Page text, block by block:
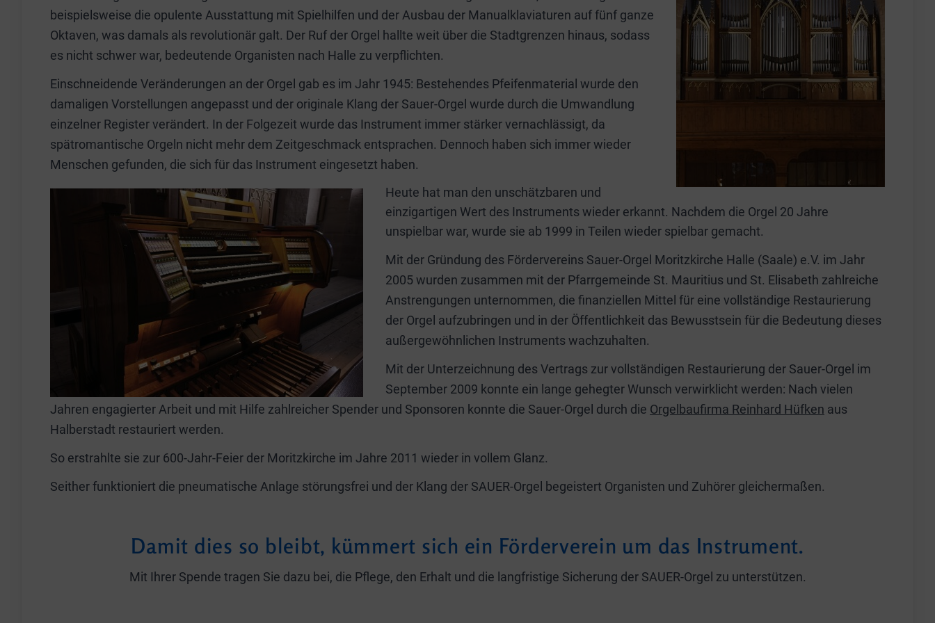
beispielsweise die opulente Ausstattung mit Spielhilfen und der Ausbau der Manualklaviaturen auf fünf ganze
Oktaven, was damals als revolutionär galt. Der Ruf der Orgel hallte weit über die Stadtgrenzen hinaus, sodass
es nicht schwer war, bedeutende Organisten nach Halle zu verpflichten.
Einschneidende Veränderungen an der Orgel gab es im Jahr 1945: Bestehendes Pfeifenmaterial wurde den
damaligen Vorstellungen angepasst und der originale Klang der Sauer-Orgel wurde durch die Umwandlung
einzelner Register verändert. In der Folgezeit wurde das Instrument immer stärker vernachlässigt, da
spätromantische Orgeln nicht mehr dem Zeitgeschmack entsprachen. Dennoch haben sich immer wieder
Menschen gefunden, die sich für das Instrument eingesetzt haben.
Heute hat man den unschätzbaren und
einzigartigen Wert des Instruments wieder erkannt. Nachdem die Orgel 20 Jahre
unspielbar war, wurde sie ab 1999 in Teilen wieder spielbar gemacht.
Mit der Gründung des Fördervereins Sauer-Orgel Moritzkirche Halle (Saale) e.V. im Jahr
2005 wurden zusammen mit der Pfarrgemeinde St. Mauritius und St. Elisabeth zahlreiche
Anstrengungen unternommen, die finanziellen Mittel für eine vollständige Restaurierung
der Orgel aufzubringen und in der Öffentlichkeit das Bewusstsein für die Bedeutung dieses
außergewöhnlichen Instruments wachzuhalten.
Mit der Unterzeichnung des Vertrags zur vollständigen Restaurierung der Sauer-Orgel im
September 2009 konnte ein lange gehegter Wunsch verwirklicht werden: Nach vielen
Jahren engagierter Arbeit und mit Hilfe zahlreicher Spender und Sponsoren konnte die Sauer-Orgel durch die Orgelbaufirma Reinhard Hüfken aus
Halberstadt restauriert werden.
So erstrahlte sie zur 600-Jahr-Feier der Moritzkirche im Jahre 2011 wieder in vollem Glanz.
Seither funktioniert die pneumatische Anlage störungsfrei und der Klang der SAUER-Orgel begeistert Organisten und Zuhörer gleichermaßen.
Damit dies so bleibt, kümmert sich ein Förderverein um das Instrument.
Mit Ihrer Spende tragen Sie dazu bei, die Pflege, den Erhalt und die langfristige Sicherung der SAUER-Orgel zu unterstützen.